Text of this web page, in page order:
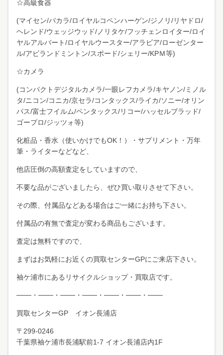
☆高級食器
(マイセン/バカラ/ロイヤルコペンハーゲン/ジノリ/リヤドロ/
ヘレンド/ウェッジウッド/ノリタケ/フッチェンロイター/ロイ
ヤルアルバート/ロイヤルウースター/アラビア/ローゼンター
ル/アビランドミントン/スポード/シェリー/KPＭ等)
☆カメラ
(コンパクトデジタルカメラ/一眼レフカメラ/キヤノン/ミノル
タ/ニコン/コニカ/京セラ/コンタックス/ライカ/ソニー/オリン
パス/富士フイルム/ペンタックス/リコー/ハッセルブラッド/
ゴープロ/ジッツォ等)
化粧品・香水（使いかけでもOK！）・サプリメント・万年
筆・ライターなどなど、
他店圧倒の高額査定をしていますので、
不要な品がございましたら、ぜひ買い取りさせて下さい。
その際、付属品などある場合はご一緒にお持ち下さい。
付属品の有無で査定が変わる商品もございます。
査定は無料ですので、
まずはお気軽にお近くの買取センターGPにご来店下さい。
袖ケ浦市にあるリサイクルショップ・買取店です。
───・───・───・───・───・───・───
買取センターGP イオン長浦店
〒299-0246
千葉県袖ケ浦市長浦駅前1-7 イオン長浦店内1F